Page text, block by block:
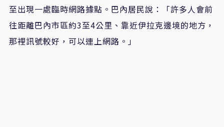
至出現一處臨時網路據點。巴內居民說：「許多人會前
往距離巴內市區約3至4公里、靠近伊拉克邊境的地方，
那裡訊號較好，可以連上網路。」